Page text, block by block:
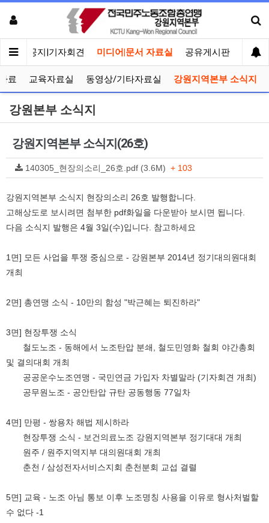
인 공지|기자회견 미디어|문서 자료실 공유게시판 선거
료 교육자료실 동영상/기타자료실 강원지역본부 소식지
강원본부 소식지
강원지역본부 소식지(26호)
140305_현장의소리_26호.pdf (3.6M) + 103
강원지역본부 소식지 현장의소리 26호 발행합니다.
고해상도로 보시려면 첨부한 pdf화일을 다운받아 보시면 됩니다.
다음 소식지 발행은 4월 3일(수)입니다. 참고하세요
1면] 모든 사업을 투쟁 중심으로 - 강원본부 2014년 정기대의원대회
개최
2면] 총연맹 소식 - 10만의 함성 "박근혜는 퇴진하라"
3면] 현장투쟁 소식
철도노조 - 동해에서 노조탄압 분쇄, 철도민영화 철회 야간총회
및 결의대회 개최
공공운수노조연맹 - 국민연금 가입자 차별말라 (기자회견 개최)
공무원노조 - 공안탄압 규탄 공동행동 77일차
4면] 만평 - 쌍용차 해법 제시하라
현장투쟁 소식 - 보건의료노조 강원지역본부 정기대대 개최
원주 / 원주지역지부 대의원대회 개최
춘천 / 삼성전자서비스지회 춘천분회 교섭 결렬
5면] 교육 - 노조 아님 통보 이후 노조명칭 사용을 이유로 형사처벌할
수 없다 -1